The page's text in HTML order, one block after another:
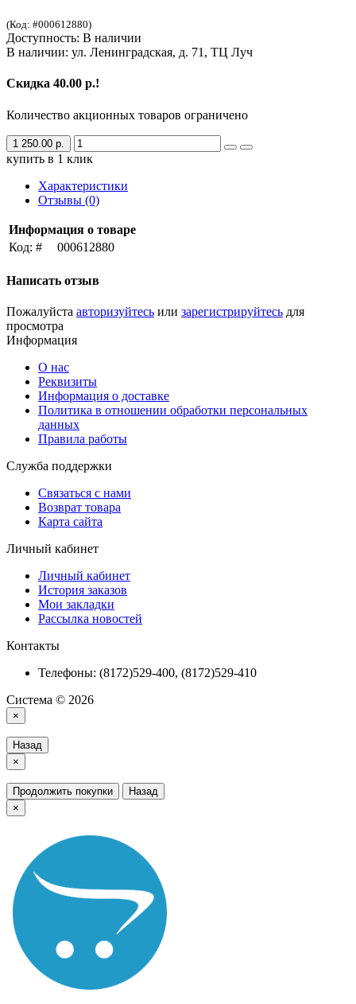
(Код: #000612880)
Доступность: В наличии
В наличии: ул. Ленинградская, д. 71, ТЦ Луч
Скидка 40.00 р.!
Количество акционных товаров ограничено
1 250.00 р.
купить в 1 клик
Характеристики
Отзывы (0)
Информация о товаре
Код: #
000612880
Написать отзыв
Пожалуйста авторизуйтесь или зарегистрируйтесь для
просмотра
Информация
О нас
Реквизиты
Информация о доставке
Политика в отношении обработки персональных
данных
Правила работы
Служба поддержки
Связаться с нами
Возврат товара
Карта сайта
Личный кабинет
Личный кабинет
История заказов
Мои закладки
Рассылка новостей
Контакты
Телефоны: (8172)529-400, (8172)529-410
Система © 2026
×
Назад
×
Продолжить покупки
Назад
×